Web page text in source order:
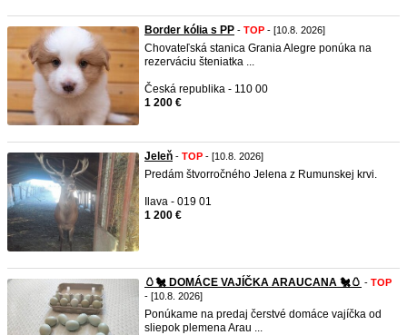
Border kólia s PP - TOP - [10.8. 2026]
Chovateľská stanica Grania Alegre ponúka na
rezerváciu šteniatka ...
Česká republika - 110 00
1 200 €
Jeleň - TOP - [10.8. 2026]
Predám štvorročného Jelena z Rumunskej krvi.
Ilava - 019 01
1 200 €
🥚🐔 DOMÁCE VAJÍČKA ARAUCANA 🐔🥚 - TOP
- [10.8. 2026]
Ponúkame na predaj čerstvé domáce vajíčka od
sliepok plemena Arau ...